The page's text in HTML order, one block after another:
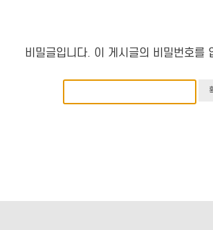
비밀글입니다. 이 게시글의 비밀번호를